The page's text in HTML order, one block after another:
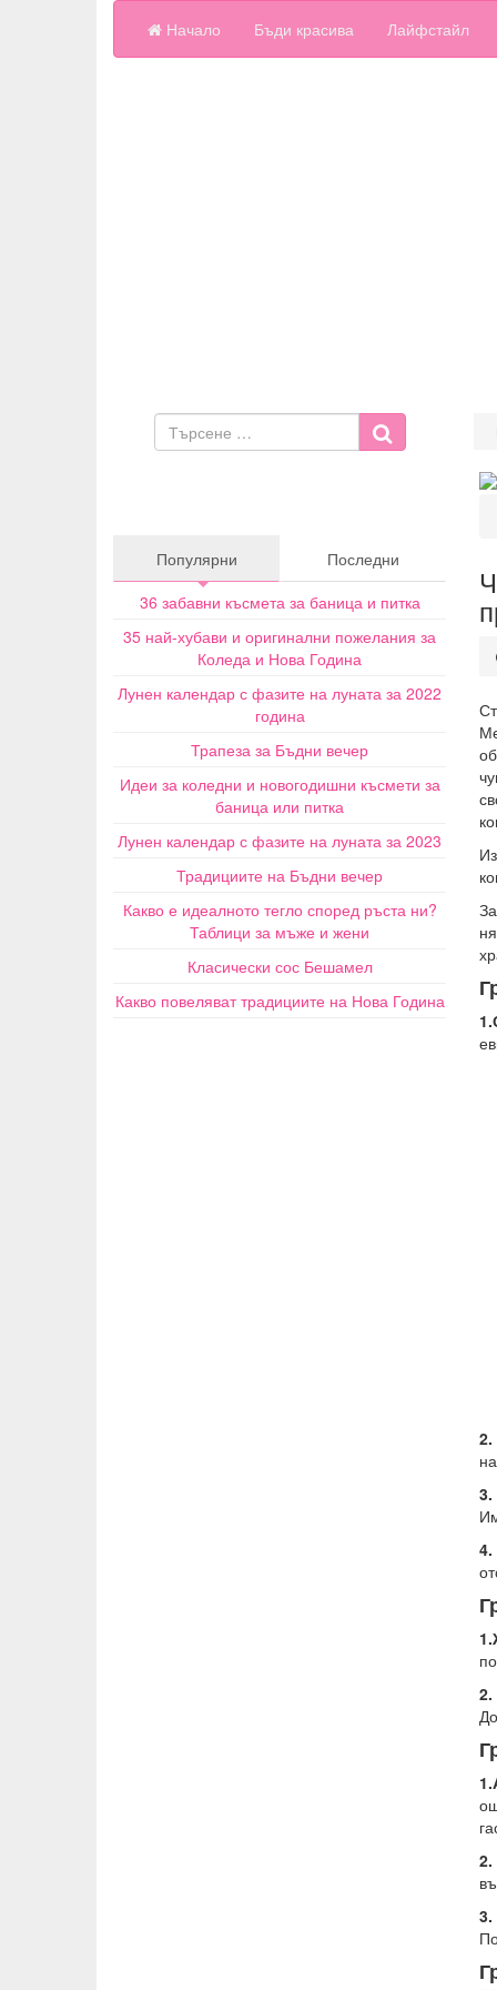
Начало Бъди красива Лайфстайл
3.
2.
2.
Популярни
Последни
36 забавни късмета за баница и питка
35 най-хубави и оригинални пожелания за
Коледа и Нова Година
Лунен календар с фазите на луната за 2022
година
Трапеза за Бъдни вечер
Идеи за коледни и новогодишни късмети за
баница или питка
Лунен календар с фазите на луната за 2023
Традициите на Бъдни вечер
Какво е идеалното тегло според ръста ни?
Таблици за мъже и жени
Класически сос Бешамел
Какво повеляват традициите на Нова Година